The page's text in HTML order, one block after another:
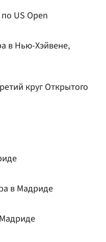
US Open
в Нью-Хэйвене,
круг Открытого
в Мадриде